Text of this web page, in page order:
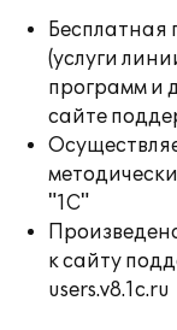
Бесплатная
(услуги
программ и
сайте
"1С"
к сайту
users.v8.1c.ru